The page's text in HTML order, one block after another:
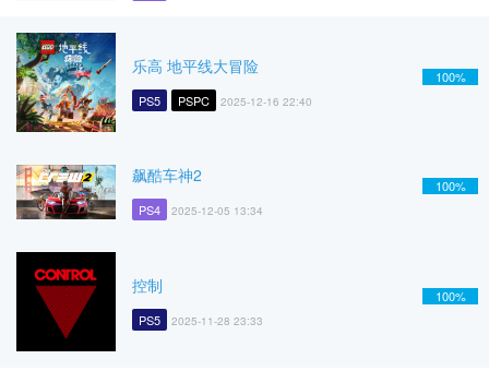
乐高 地平线大冒险
PS5 PSPC 2025-12-16 22:40
100%
飙酷车神2
PS4 2025-12-05 13:34
100%
控制
PS5 2025-11-28 23:33
100%